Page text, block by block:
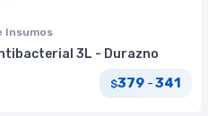
Insumos
3L - Durazno
$379 -341